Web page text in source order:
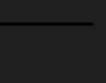
argentino: